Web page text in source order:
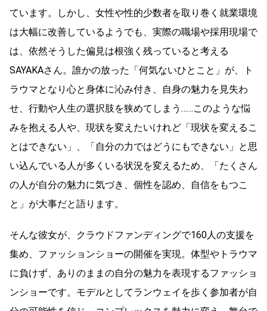
ています。しかし、女性や性的少数者を取り巻く就業環境
は大幅に改善しているようでも、実際の職場や採用現場で
は、依然そうした偏見は根強く残っていると考える
SAYAKAさん。誰かの放った「何気ないひとこと」が、ト
ラウマとなり心と身体に沁み付き、自身の魅力を見失わ
せ、行動や人生の選択肢を狭めてしまう……このような悩
みを抱える人や、現状を変えたいけれど「現状を変えるこ
とはできない」、「自分の力ではどうにもできない」と思
い込んでいる人が多くいる状況を変えるため、「たくさん
の人が自分の魅力に気づき、個性を認め、自信をもつこ
と」が大事だと語ります。
そんな彼女が、クラウドファンディングで160人の支援を
集め、ファッションショーの開催を実現。体型やトラウマ
に負けず、ありのままの自分の魅力を表現するファッショ
ンショーです。モデルとしてランウェイを歩く参加者が自